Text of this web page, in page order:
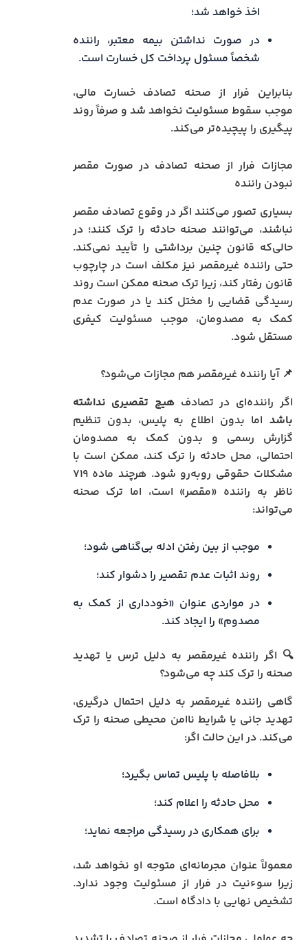
اخذ خواهد شد؛
در صورت نداشتن بیمه معتبر، راننده
شخصاً مسئول پرداخت کل خسارت است.
بنابراین فرار از صحنه تصادف خسارت مالی،
موجب سقوط مسئولیت نخواهد شد و صرفاً روند
پیگیری را پیچیده‌تر می‌کند.
مجازات فرار از صحنه تصادف در صورت مقصر
نبودن راننده
بسیاری تصور می‌کنند اگر در وقوع تصادف مقصر
نباشند، می‌توانند صحنه حادثه را ترک کنند؛ در
حالی‌که قانون چنین برداشتی را تأیید نمی‌کند.
حتی راننده غیرمقصر نیز مکلف است در چارچوب
قانون رفتار کند، زیرا ترک صحنه ممکن است روند
رسیدگی قضایی را مختل کند یا در صورت عدم
کمک به مصدومان، موجب مسئولیت کیفری
مستقل شود.
📌 آیا راننده غیرمقصر هم مجازات می‌شود؟
اگر راننده‌ای در تصادفهیچ تقصیری نداشته
باشد اما بدون اطلاع به پلیس، بدون تنظیم
گزارش رسمی و بدون کمک به مصدومان
احتمالی، محل حادثه را ترک کند، ممکن است با
مشکلات حقوقی روبه‌رو شود. هرچند ماده ۷۱۹
ناظر به راننده «مقصر» است، اما ترک صحنه
می‌تواند:
موجب از بین رفتن ادله بی‌گناهی شود؛
روند اثبات عدم تقصیر را دشوار کند؛
در مواردی عنوان «خودداری از کمک به
مصدوم» را ایجاد کند.
🔍 اگر راننده غیرمقصر به دلیل ترس یا تهدید
صحنه را ترک کند چه می‌شود؟
گاهی راننده غیرمقصر به دلیل احتمال درگیری،
تهدید جانی یا شرایط ناامن محیطی صحنه را ترک
می‌کند. در این حالت اگر:
بلافاصله با پلیس تماس بگیرد؛
محل حادثه را اعلام کند؛
برای همکاری در رسیدگی مراجعه نماید؛
معمولاً عنوان مجرمانه‌ای متوجه او نخواهد شد،
زیرا سوءنیت در فرار از مسئولیت وجود ندارد.
تشخیص نهایی با دادگاه است.